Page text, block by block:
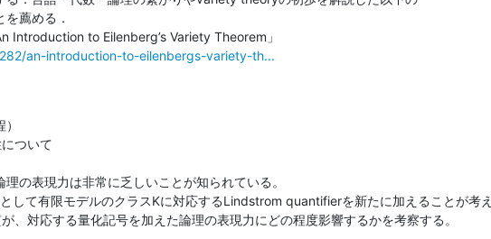
薦める．
an-introduction-to-eilenbergs-variety-th...
ついて
の表現力は非常に乏しいことが知られている。
して有限モデルのクラスKに対応するLindstrom quantifierを新たに加えることが考え
、対応する量化記号を加えた論理の表現力にどの程度影響するかを考察する。